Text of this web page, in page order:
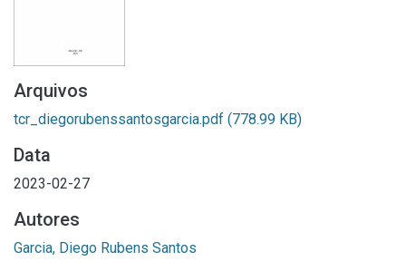
Arquivos
tcr_diegorubenssantosgarcia.pdf (778.99 KB)
Data
2023-02-27
Autores
Garcia, Diego Rubens Santos